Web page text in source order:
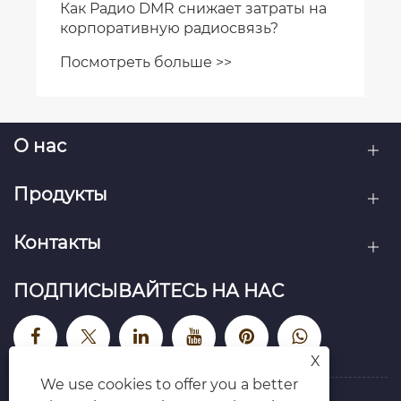
Как Радио DMR снижает затраты на
корпоративную радиосвязь?
Посмотреть больше >>
О нас
Продукты
Контакты
ПОДПИСЫВАЙТЕСЬ НА НАС
X
We use cookies to offer you a better